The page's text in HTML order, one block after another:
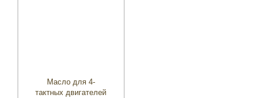
Масло для 4-
тактных двигателей